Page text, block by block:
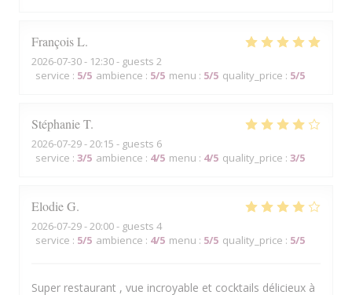
FrançoisL
2026-07-30- 12:30 - guests 2
service : 5/5 ambience : 5/5 menu : 5/5 quality_price : 5/5
StéphanieT
2026-07-29- 20:15 - guests 6
service : 3/5 ambience : 4/5 menu : 4/5 quality_price : 3/5
ElodieG
2026-07-29- 20:00 - guests 4
service : 5/5 ambience : 4/5 menu : 5/5 quality_price : 5/5
Super restaurant , vue incroyable et cocktails délicieux à